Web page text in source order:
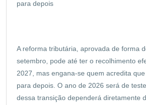
para depois
A reforma tributária, aprovada de forma
setembro, pode até ter o recolhimento
2027, mas engana-se quem acredita
para depois. O ano de 2026 será de
dessa transição dependerá diretamente